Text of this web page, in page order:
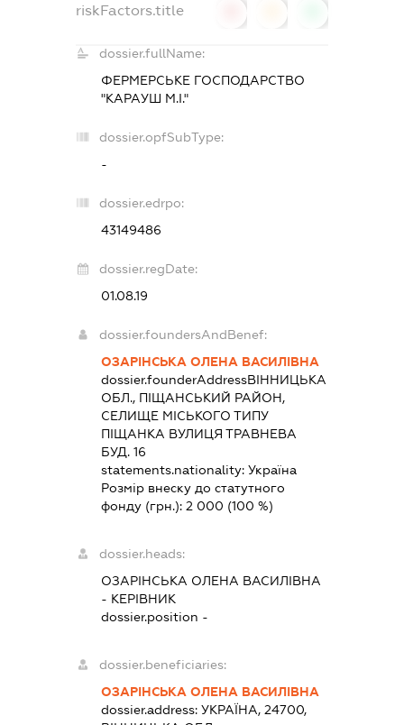
riskFactors.title
dossier.fullName:
ФЕРМЕРСЬКЕ ГОСПОДАРСТВО
"КАРАУШ М.І."
dossier.opfSubType:
-
dossier.edrpo:
43149486
dossier.regDate:
01.08.19
dossier.foundersAndBenef:
ОЗАРІНСЬКА ОЛЕНА ВАСИЛІВНА
dossier.founderAddressВІННИЦЬКА
ОБЛ., ПІЩАНСЬКИЙ РАЙОН,
СЕЛИЩЕ МІСЬКОГО ТИПУ
ПІЩАНКА ВУЛИЦЯ ТРАВНЕВА
БУД. 16
statements.nationality: Україна
Розмір внеску до статутного
фонду (грн.): 2 000 (100 %)
dossier.heads:
ОЗАРІНСЬКА ОЛЕНА ВАСИЛІВНА
- КЕРІВНИК
dossier.position -
dossier.beneficiaries:
ОЗАРІНСЬКА ОЛЕНА ВАСИЛІВНА
dossier.address: УКРАЇНА, 24700,